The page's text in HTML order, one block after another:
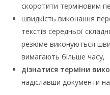
скоротити терміновим
швидкість виконання
текстів середньої
резюме виконуються
вимагають більше часу,
дізнатися терміни
надіславши документи